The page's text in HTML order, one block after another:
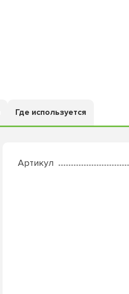
Где используется
Артикул